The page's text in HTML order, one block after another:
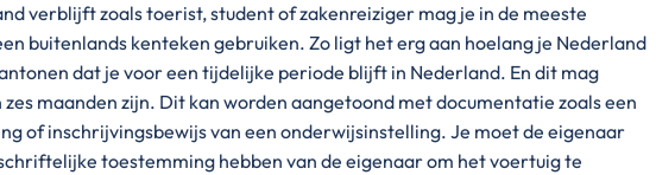
verblijft zoals toerist, student of zakenreiziger mag je in de meeste
buitenlands kenteken gebruiken. Zo ligt het erg aan hoelang je Nederland
dat je voor een tijdelijke periode blijft in Nederland. En dit mag
maanden zijn. Dit kan worden aangetoond met documentatie zoals een
of inschrijvingsbewijs van een onderwijsinstelling. Je moet de eigenaar
toestemming hebben van de eigenaar om het voertuig te